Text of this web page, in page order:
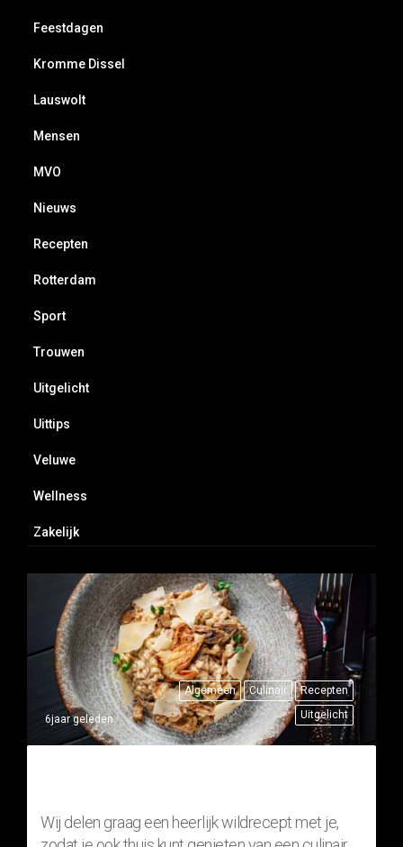
Feestdagen
Kromme Dissel
Lauswolt
Mensen
MVO
Nieuws
Recepten
Rotterdam
Sport
Trouwen
Uitgelicht
Uittips
Veluwe
Wellness
Zakelijk
Algemeen Culinair
Recepten
Uitgelicht
6jaar geleden
Wij delen graag een heerlijk wildrecept met je,